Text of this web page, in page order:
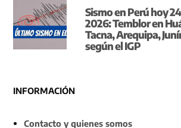
Sismo en Perú hoy
2026: Temblor en
Tacna, Arequipa,
según el IGP
INFORMACIÓN
Contacto y quienes somos